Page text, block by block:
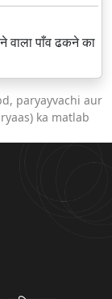
वाला पाँव ढकने का
paryayvachi aur
ka matlab